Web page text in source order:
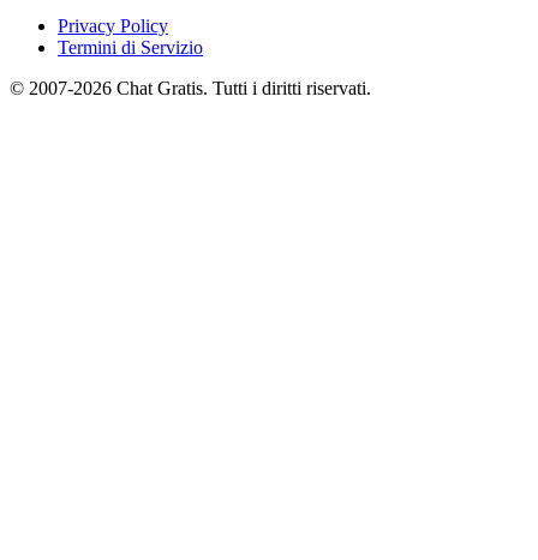
Privacy Policy
Termini di Servizio
© 2007-2026 Chat Gratis. Tutti i diritti riservati.